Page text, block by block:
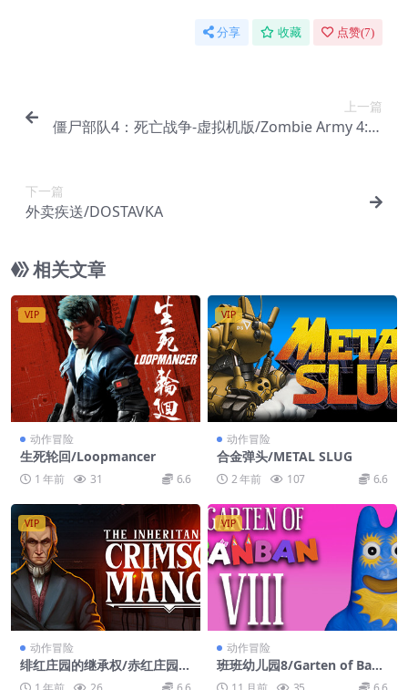
分享 收藏 点赞(7)
上一篇
僵尸部队4：死亡战争-虚拟机版/Zombie Army 4: D
下一篇
外卖疾送/DOSTAVKA
相关文章
VIP
动作冒险
生死轮回/Loopmancer
1 年前 31 6.6
VIP
动作冒险
合金弹头/METAL SLUG
2 年前 107 6.6
VIP
动作冒险
绯红庄园的继承权/赤红庄园的
传承/The Inheritance of Cri
VIP
动作冒险
班班幼儿园8/Garten of Banb
an 8: Anti Devil